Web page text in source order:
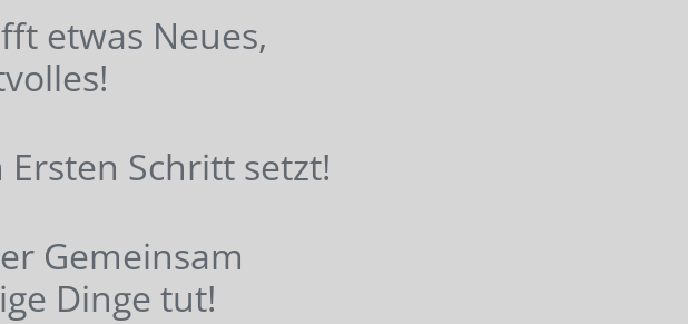
etwas Neues,
Ersten Schritt setzt!
Gemeinsam
Dinge tut!